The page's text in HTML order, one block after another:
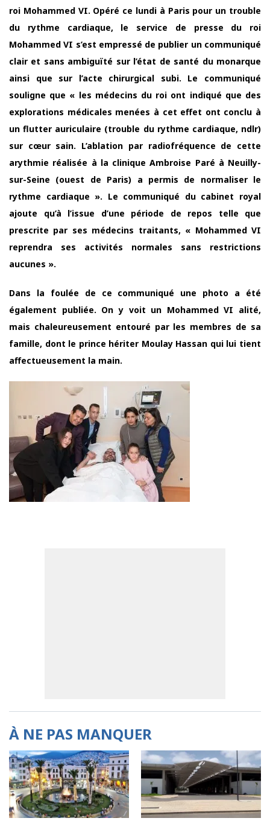
roi Mohammed VI. Opéré ce lundi à Paris pour un trouble
du rythme cardiaque, le service de presse du roi
Mohammed VI s’est empressé de publier un communiqué
clair et sans ambiguïté sur l’état de santé du monarque
ainsi que sur l’acte chirurgical subi. Le communiqué
souligne que « les médecins du roi ont indiqué que des
explorations médicales menées à cet effet ont conclu à
un flutter auriculaire (trouble du rythme cardiaque, ndlr)
sur cœur sain. L’ablation par radiofréquence de cette
arythmie réalisée à la clinique Ambroise Paré à Neuilly-
sur-Seine (ouest de Paris) a permis de normaliser le
rythme cardiaque ». Le communiqué du cabinet royal
ajoute qu’à l’issue d’une période de repos telle que
prescrite par ses médecins traitants, « Mohammed VI
reprendra ses activités normales sans restrictions
aucunes ».
Dans la foulée de ce communiqué une photo a été
également publiée. On y voit un Mohammed VI alité,
mais chaleureusement entouré par les membres de sa
famille, dont le prince hériter Moulay Hassan qui lui tient
affectueusement la main.
À NE PAS MANQUER